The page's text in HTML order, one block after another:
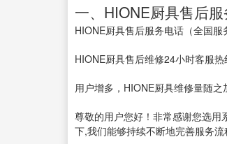
一、HIONE厨具售后
HIONE厨具售后服务电话（全国
HIONE厨具售后维修24小时客服
用户增多，HIONE厨具维修量随
尊敬的用户您好！非常感谢您选
下,我们能够持续不断地完善服务